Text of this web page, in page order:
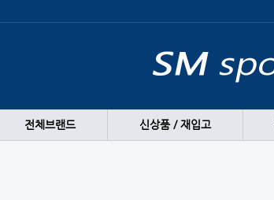
전체브랜드 신상품 / 재입고